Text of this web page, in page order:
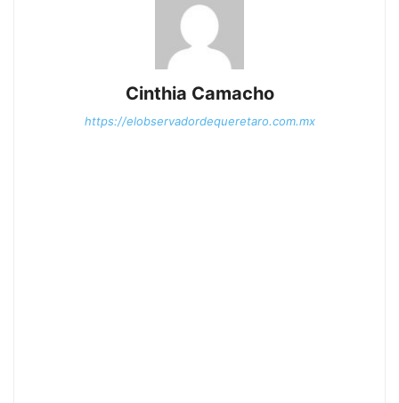
Cinthia Camacho
https://elobservadordequeretaro.com.mx